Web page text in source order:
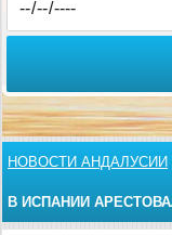
НОВОСТИ АНДАЛУСИИ
В ИСПАНИИ